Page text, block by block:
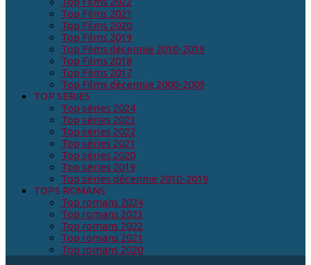
Top Films 2021
Top Films 2020
Top Films 2019
Top Films décennie 2010-2019
Top Films 2018
Top Films 2017
Top Films décennie 2000-2009
TOP SERIES
Top séries 2024
Top séries 2023
Top séries 2022
Top séries 2021
Top séries 2020
Top séries 2019
Top séries décennie 2010-2019
TOPS ROMANS
Top romans 2024
Top romans 2023
Top romans 2022
Top romans 2021
Top romans 2020